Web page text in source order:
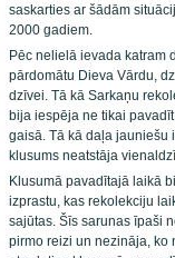
saskarties ar šādām
2000 gadiem.
Pēc nelielā ievada katram
pārdomātu Dieva Vārdu,
dzīvei. Tā kā Sarkaņu
bija iespēja ne tikai
gaisā. Tā kā daļa jauniešu
klusums neatstāja
Klusumā pavadītajā laikā
izprastu, kas rekolekciju
sajūtas. Šīs sarunas īpaši
pirmo reizi un nezināja, ko